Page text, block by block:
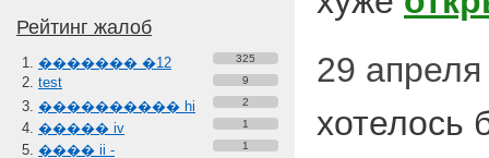
Рейтинг жалоб
������� �12 325
test 9
���������� hi 2
����� iv 1
���� ii -
1
29
хотелось